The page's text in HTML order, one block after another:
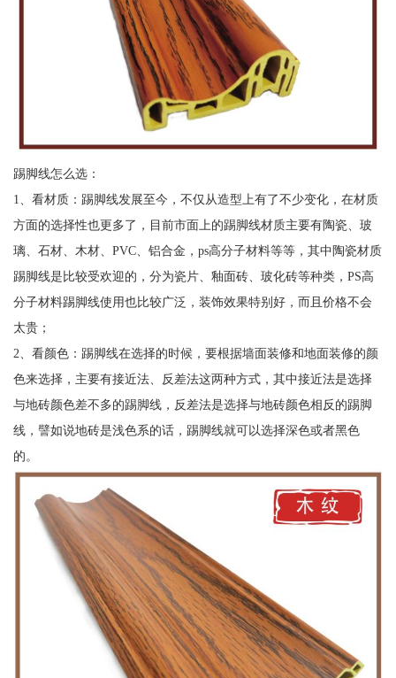
踢脚线怎么选：
1、看材质：踢脚线发展至今，不仅从造型上有了不少变化，在材质
方面的选择性也更多了，目前市面上的踢脚线材质主要有陶瓷、玻
璃、石材、木材、PVC、铝合金，ps高分子材料等等，其中陶瓷材质
踢脚线是比较受欢迎的，分为瓷片、釉面砖、玻化砖等种类，PS高
分子材料踢脚线使用也比较广泛，装饰效果特别好，而且价格不会
太贵；
2、看颜色：踢脚线在选择的时候，要根据墙面装修和地面装修的颜
色来选择，主要有接近法、反差法这两种方式，其中接近法是选择
与地砖颜色差不多的踢脚线，反差法是选择与地砖颜色相反的踢脚
线，譬如说地砖是浅色系的话，踢脚线就可以选择深色或者黑色
的。